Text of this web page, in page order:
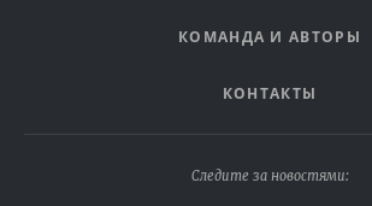
КОМАНДА И АВТОРЫ
КОНТАКТЫ
Следите за новостями: